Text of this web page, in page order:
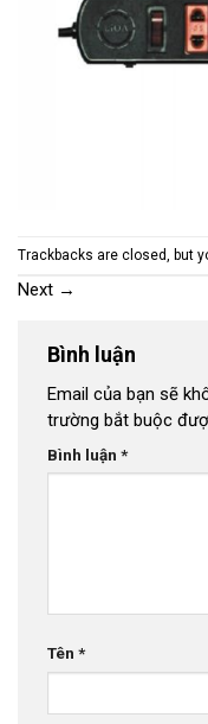
Trackbacks are closed, but
Next →
Bình luận
Email của bạn sẽ
trường bắt buộc
Bình luận *
Tên *